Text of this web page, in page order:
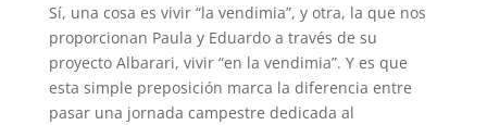
Sí, una cosa es vivir “la vendimia”, y otra, la que nos
proporcionan Paula y Eduardo a través de su
proyecto Albarari, vivir “en la vendimia”. Y es que
esta simple preposición marca la diferencia entre
pasar una jornada campestre dedicada al